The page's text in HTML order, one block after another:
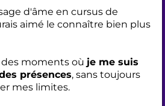
d'âme en cursus de
aimé le connaître bien plus
moments où je me suis
présences, sans toujours
mes limites.